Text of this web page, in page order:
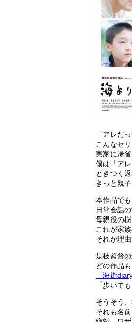
「アレだ
こんなセ
実家に帰
僕は「ア
ときつく
きっと親
本作品で
日常会話
母親役の
これが家
それが理
是枝監督
どの作品
「海街diary
「歩いて
そうそう
それも名